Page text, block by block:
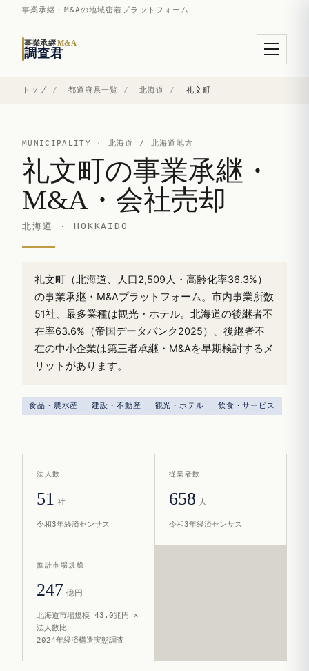
事業承継・M&Aの地域密着プラットフォーム
事業承継M&A
調査君
トップ / 都道府県一覧 / 北海道 / 礼文町
MUNICIPALITY · 北海道 / 北海道地方
礼文町の事業承継・
M&A・会社売却
北海道 · HOKKAIDO
礼文町（北海道、人口2,509人・高齢化率36.3%）
の事業承継・M&Aプラットフォーム。市内事業所数
51社、最多業種は観光・ホテル。北海道の後継者不
在率63.6%（帝国データバンク2025）、後継者不
在の中小企業は第三者承継・M&Aを早期検討するメ
リットがあります。
食品・農水産 建設・不動産 観光・ホテル 飲食・サービス
法人数
51 社
令和3年経済センサス
従業者数
658 人
令和3年経済センサス
推計市場規模
247 億円
北海道市場規模 43.0兆円 ×
法人数比
2024年経済構造実態調査